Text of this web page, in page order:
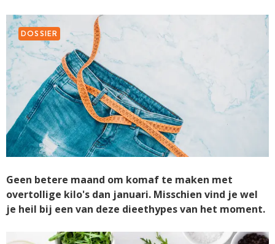
DOSSIER
Geen betere maand om komaf te maken met
overtollige kilo's dan januari. Misschien vind je wel
je heil bij een van deze dieethypes van het moment.